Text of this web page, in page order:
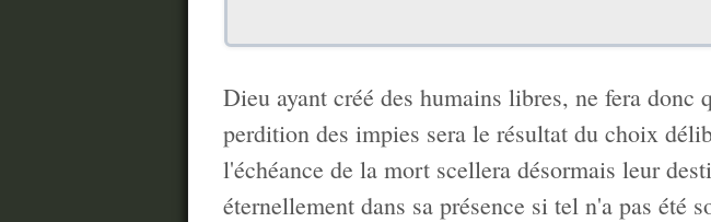
Dieu ayant créé des humains libres, ne fera
perdition des impies sera le résultat du choix
l'échéance de la mort scellera désormais leur
éternellement dans sa présence si tel n'a pas été